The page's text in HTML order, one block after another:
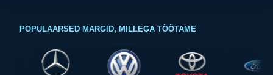
POPULAARSED MARGID, MILLEGA TÖÖTAME